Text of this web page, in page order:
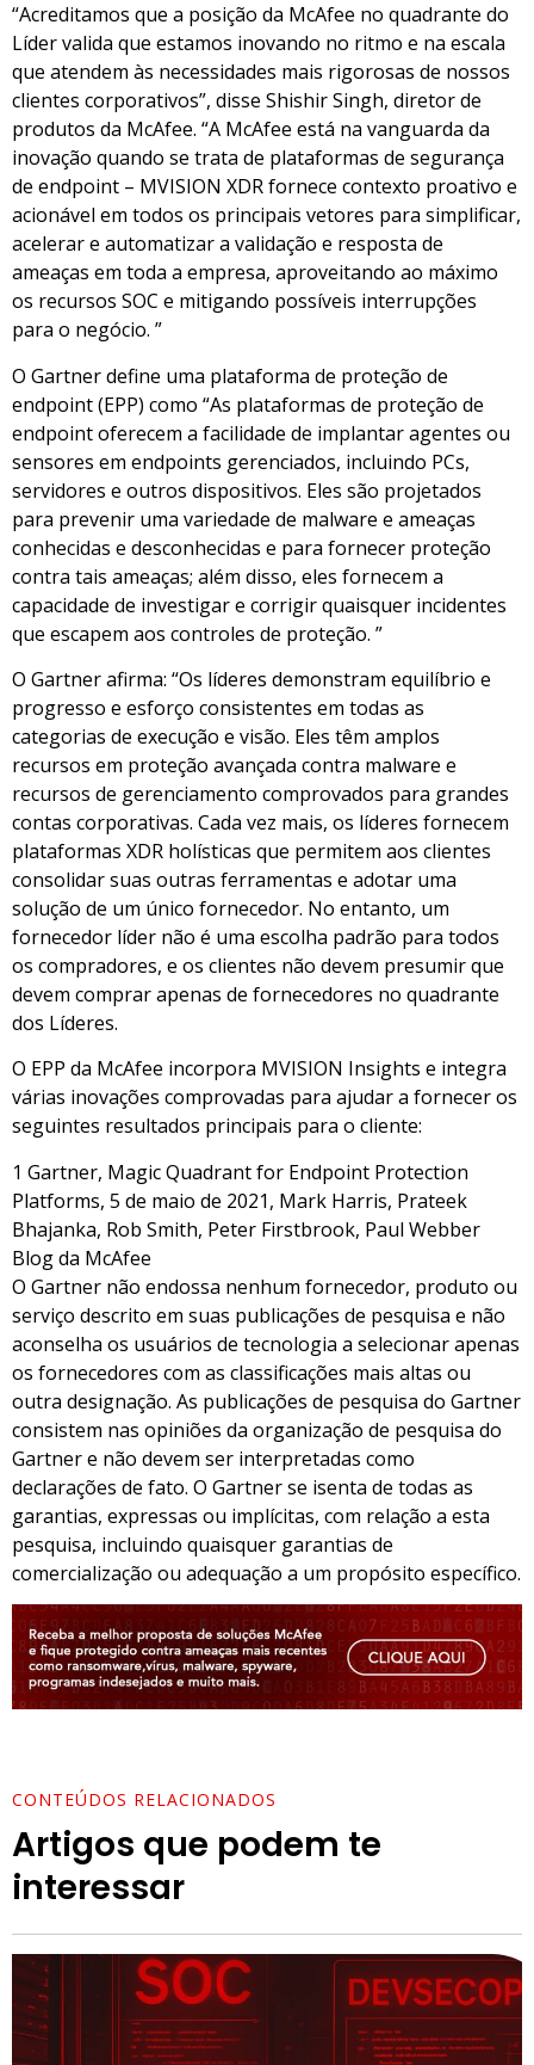
“Acreditamos que a posição da McAfee no quadrante do
Líder valida que estamos inovando no ritmo e na escala
que atendem às necessidades mais rigorosas de nossos
clientes corporativos”, disse Shishir Singh, diretor de
produtos da McAfee. “A McAfee está na vanguarda da
inovação quando se trata de plataformas de segurança
de endpoint – MVISION XDR fornece contexto proativo e
acionável em todos os principais vetores para simplificar,
acelerar e automatizar a validação e resposta de
ameaças em toda a empresa, aproveitando ao máximo
os recursos SOC e mitigando possíveis interrupções
para o negócio. ”
O Gartner define uma plataforma de proteção de
endpoint (EPP) como “As plataformas de proteção de
endpoint oferecem a facilidade de implantar agentes ou
sensores em endpoints gerenciados, incluindo PCs,
servidores e outros dispositivos. Eles são projetados
para prevenir uma variedade de malware e ameaças
conhecidas e desconhecidas e para fornecer proteção
contra tais ameaças; além disso, eles fornecem a
capacidade de investigar e corrigir quaisquer incidentes
que escapem aos controles de proteção. ”
O Gartner afirma: “Os líderes demonstram equilíbrio e
progresso e esforço consistentes em todas as
categorias de execução e visão. Eles têm amplos
recursos em proteção avançada contra malware e
recursos de gerenciamento comprovados para grandes
contas corporativas. Cada vez mais, os líderes fornecem
plataformas XDR holísticas que permitem aos clientes
consolidar suas outras ferramentas e adotar uma
solução de um único fornecedor. No entanto, um
fornecedor líder não é uma escolha padrão para todos
os compradores, e os clientes não devem presumir que
devem comprar apenas de fornecedores no quadrante
dos Líderes.
O EPP da McAfee incorpora MVISION Insights e integra
várias inovações comprovadas para ajudar a fornecer os
seguintes resultados principais para o cliente:
1 Gartner, Magic Quadrant for Endpoint Protection
Platforms, 5 de maio de 2021, Mark Harris, Prateek
Bhajanka, Rob Smith, Peter Firstbrook, Paul Webber
Blog da McAfee
O Gartner não endossa nenhum fornecedor, produto ou
serviço descrito em suas publicações de pesquisa e não
aconselha os usuários de tecnologia a selecionar apenas
os fornecedores com as classificações mais altas ou
outra designação. As publicações de pesquisa do Gartner
consistem nas opiniões da organização de pesquisa do
Gartner e não devem ser interpretadas como
declarações de fato. O Gartner se isenta de todas as
garantias, expressas ou implícitas, com relação a esta
pesquisa, incluindo quaisquer garantias de
comercialização ou adequação a um propósito específico.
CONTEÚDOS RELACIONADOS
Artigos que podem te
interessar